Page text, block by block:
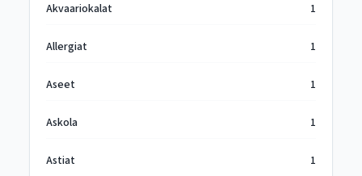
Akvaariokalat 1
Allergiat 1
Aseet 1
Askola 1
Astiat 1